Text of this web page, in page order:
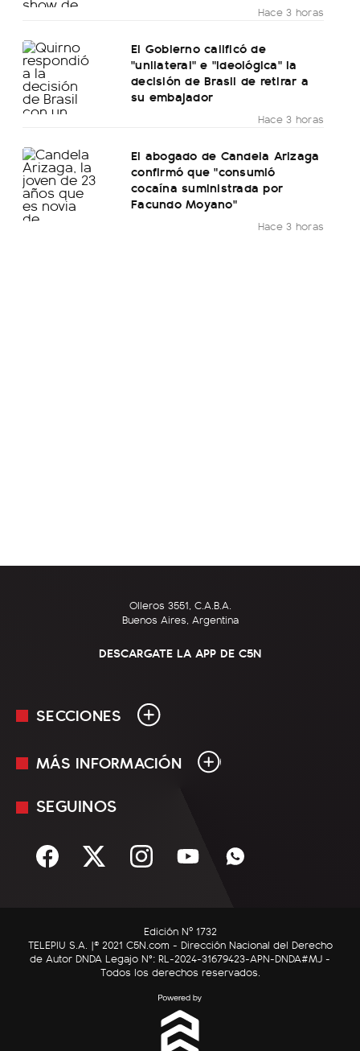
Hace 3 horas
El Gobierno calificó de
"unilateral" e "ideológica" la
decisión de Brasil de retirar a
su embajador
Hace 3 horas
El abogado de Candela Arizaga
confirmó que "consumió
cocaína suministrada por
Facundo Moyano"
Hace 3 horas
Olleros 3551, C.A.B.A.
Buenos Aires, Argentina
DESCARGATE LA APP DE C5N
SECCIONES
En Vivo
Sociedad
C5N Autos
RatingCero
MÁS INFORMACIÓN
Mediakit
Términos y condiciones
SEGUINOS
Edición Nº 1732
TELEPIU S.A. |© 2021 C5N.com - Dirección Nacional del Derecho
de Autor DNDA Legajo N°: RL-2024-31679423-APN-DNDA#MJ -
Todos los derechos reservados.